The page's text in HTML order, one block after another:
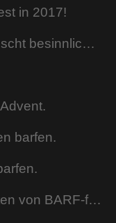
in 2017!
BARF-factory.de wünscht besinnliche Weihnachtstage.
barfen.
Geflügelte Spezialitäten von BARF-factory.de.